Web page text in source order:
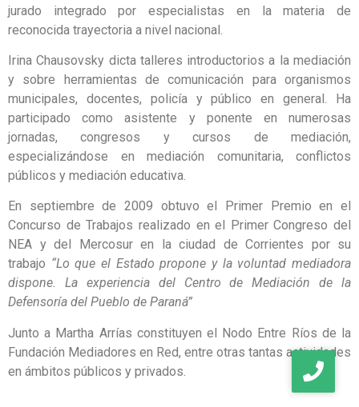
jurado integrado por especialistas en la materia de
reconocida trayectoria a nivel nacional.
Irina Chausovsky dicta talleres introductorios a la mediación
y sobre herramientas de comunicación para organismos
municipales, docentes, policía y público en general. Ha
participado como asistente y ponente en numerosas
jornadas, congresos y cursos de mediación,
especializándose en mediación comunitaria, conflictos
públicos y mediación educativa.
En septiembre de 2009 obtuvo el Primer Premio en el
Concurso de Trabajos realizado en el Primer Congreso del
NEA y del Mercosur en la ciudad de Corrientes por su
trabajo “Lo que el Estado propone y la voluntad mediadora
dispone. La experiencia del Centro de Mediación de la
Defensoría del Pueblo de Paraná”
Junto a Martha Arrías constituyen el Nodo Entre Ríos de la
Fundación Mediadores en Red, entre otras tantas actividades
en ámbitos públicos y privados.